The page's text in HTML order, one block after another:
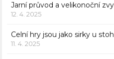
Jarní průvod a velikonoční
12. 4. 2025
Celní hry jsou jako sirky u
11. 4. 2025